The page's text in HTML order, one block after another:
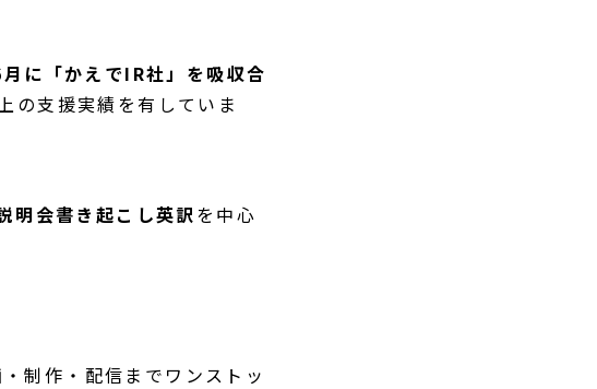
に「かえでIR社」を吸収合
の支援実績を有していま
明会書き起こし英訳を中心
制作・配信までワンストッ